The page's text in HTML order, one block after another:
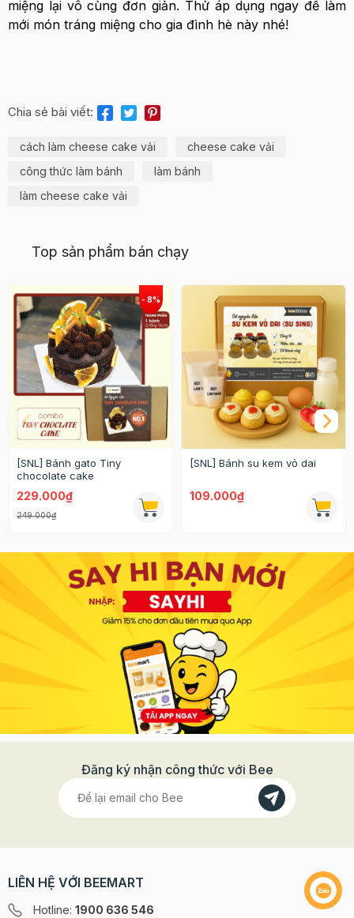
miệng lại vô cùng đơn giản. Thử áp dụng ngay để làm
mới món tráng miệng cho gia đình hè này nhé!
Chia sẻ bài viết:
cách làm cheese cake vải
cheese cake vải
công thức làm bánh
làm bánh
làm cheese cake vải
Top sản phẩm bán chạy
[SNL] Bánh gato Tiny
chocolate cake
229.000₫
249.000₫
[SNL] Bánh su kem vỏ dai
109.000₫
Đăng ký nhận công thức với Bee
LIÊN HỆ VỚI BEEMART
Hotline: 1900 636 546